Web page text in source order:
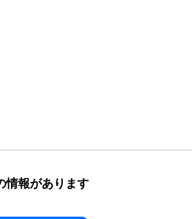
情報があります